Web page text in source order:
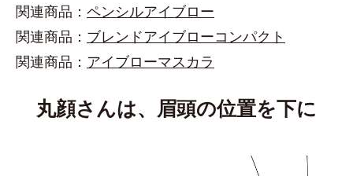
関連商品： ペンシルアイブロー
関連商品： ブレンドアイブローコンパクト
関連商品： アイブローマスカラ
丸顔さんは、眉頭の位置を下に